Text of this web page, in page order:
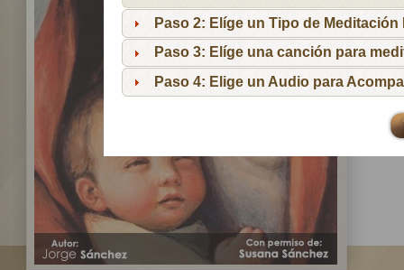
Paso 2: Elíge un Tipo de Meditación
Paso 3: Elíge una canción para
Paso 4: Elige un Audio para